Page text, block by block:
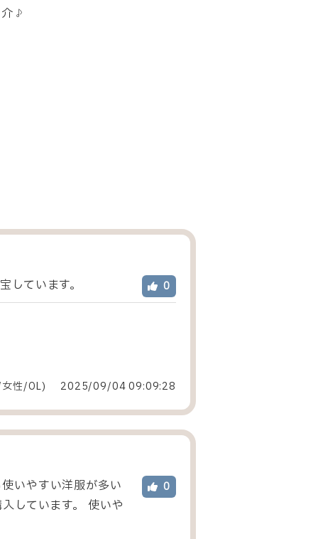
介♪
0
ています。
性/OL) 2025/09/04 09:09:28
0
いやすい洋服が多い
しています。 使いや